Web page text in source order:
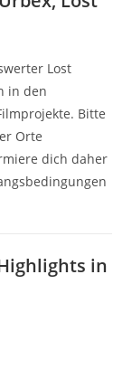
Lost
in den
Bitte
Orte
dich daher
in